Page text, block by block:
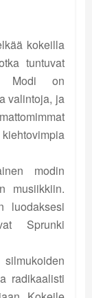
kokeilla
tuntuvat
Modi on
valintoja, ja
modin
musiikkiin.
luodaksesi
Sprunki
radikaalisti